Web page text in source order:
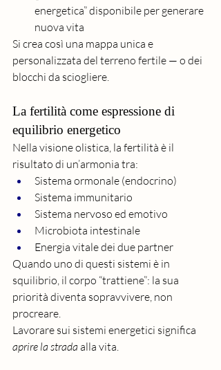
energetica” disponibile per generare
nuova vita
Si crea così una mappa unica e
personalizzata del terreno fertile — o dei
blocchi da sciogliere.
La fertilità come espressione di
equilibrio energetico
Nella visione olistica, la fertilità è il
risultato di un’armonia tra:
Sistema ormonale (endocrino)
Sistema immunitario
Sistema nervoso ed emotivo
Microbiota intestinale
Energia vitale dei due partner
Quando uno di questi sistemi è in
squilibrio, il corpo “trattiene”: la sua
priorità diventa sopravvivere, non
procreare.
Lavorare sui sistemi energetici significa
aprire la strada alla vita.